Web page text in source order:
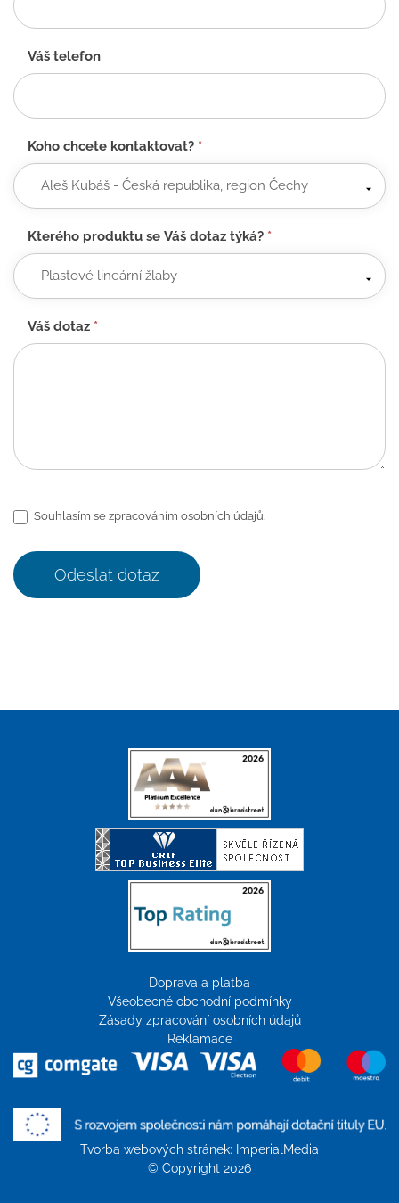
Váš telefon
Koho chcete kontaktovat? *
Kterého produktu se Váš dotaz týká? *
Váš dotaz *
Souhlasím se zpracováním osobních údajů.
Odeslat dotaz
Doprava a platba
Všeobecné obchodní podmínky
Zásady zpracování osobních údajů
Reklamace
Tvorba webových stránek: ImperialMedia
© Copyright 2026